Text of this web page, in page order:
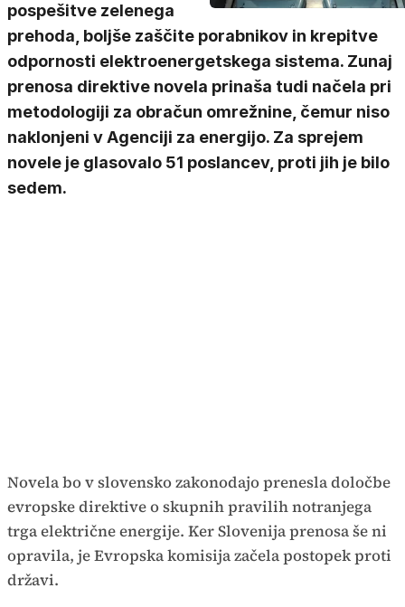
pospešitve zelenega
prehoda, boljše zaščite porabnikov in krepitve
odpornosti elektroenergetskega sistema. Zunaj
prenosa direktive novela prinaša tudi načela pri
metodologiji za obračun omrežnine, čemur niso
naklonjeni v Agenciji za energijo. Za sprejem
novele je glasovalo 51 poslancev, proti jih je bilo
sedem.
Novela bo v slovensko zakonodajo prenesla določbe
evropske direktive o skupnih pravilih notranjega
trga električne energije. Ker Slovenija prenosa še ni
opravila, je Evropska komisija začela postopek proti
državi.